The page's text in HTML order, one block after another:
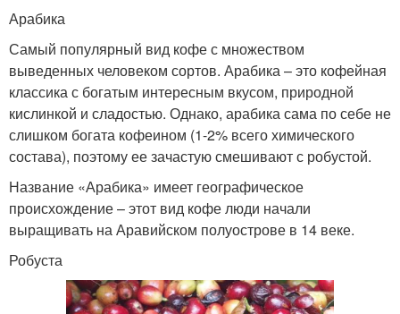
Арабика
Самый популярный вид кофе с множеством
выведенных человеком сортов. Арабика – это кофейная
классика с богатым интересным вкусом, природной
кислинкой и сладостью. Однако, арабика сама по себе не
слишком богата кофеином (1-2% всего химического
состава), поэтому ее зачастую смешивают с робустой.
Название «Арабика» имеет географическое
происхождение – этот вид кофе люди начали
выращивать на Аравийском полуострове в 14 веке.
Робуста